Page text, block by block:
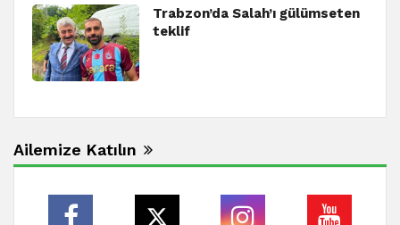
Trabzon’da Salah’ı gülümseten
teklif
Ailemize Katılın